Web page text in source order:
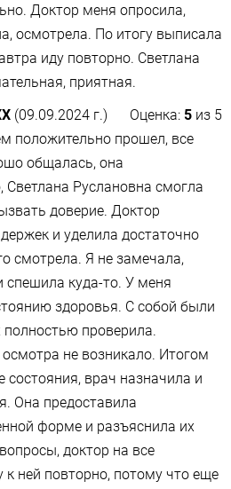
Доктор меня опросила,
осмотрела. По итогу выписала
иду повторно. Светлана
приятная.
(09.09.2024 г.) Оценка: 5 из 5
положительно прошел, все
общалась, она
Светлана Руслановна смогла
доверие. Доктор
и уделила достаточно
смотрела. Я не замечала,
спешила куда-то. У меня
здоровья. С собой были
полностью проверила.
не возникало. Итогом
состояния, врач назначила и
Она предоставила
форме и разъяснила их
доктор на все
ней повторно, потому что еще